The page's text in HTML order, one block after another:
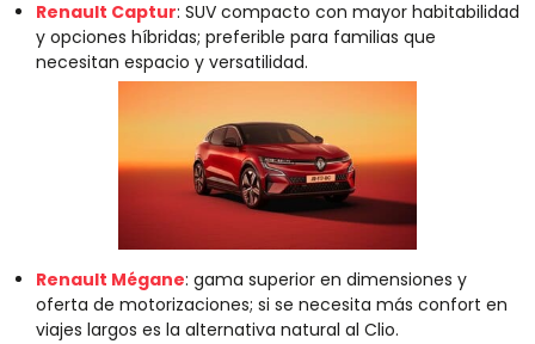
Renault Captur: SUV compacto con mayor habitabilidad
y opciones híbridas; preferible para familias que
necesitan espacio y versatilidad.
Renault Mégane: gama superior en dimensiones y
oferta de motorizaciones; si se necesita más confort en
viajes largos es la alternativa natural al Clio.